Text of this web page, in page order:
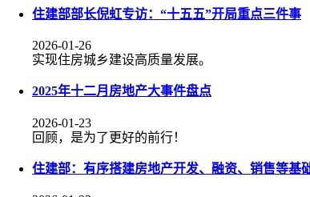
住建部部长倪虹专访：“十五五”开局重点三件事
2026-01-26
实现住房城乡建设高质量发展。
2025年十二月房地产大事件盘点
2026-01-23
回顾，是为了更好的前行！
住建部：有序搭建房地产开发、融资、销售等基